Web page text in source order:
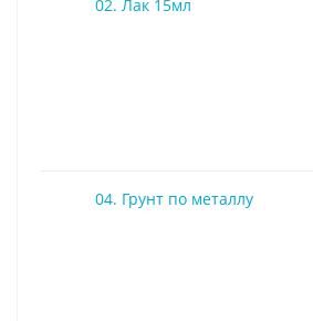
02. Лак 15мл
04. Грунт по металлу